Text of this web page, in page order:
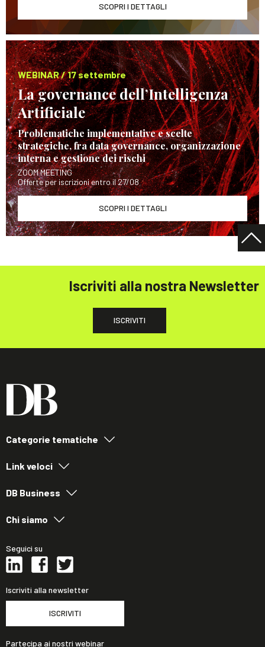
SCOPRI I DETTAGLI
WEBINAR / 17 settembre
La governance dell’Intelligenza
Artificiale
Problematiche implementative e scelte
strategiche, fra data governance, organizzazione
interna e gestione dei rischi
ZOOM MEETING
Offerte per iscrizioni entro il 27/08
SCOPRI I DETTAGLI
Iscriviti alla nostra Newsletter
ISCRIVITI
Categorie tematiche
Link veloci
DB Business
Chi siamo
Seguici su
Iscriviti alla newsletter
ISCRIVITI
Partecipa ai nostri webinar